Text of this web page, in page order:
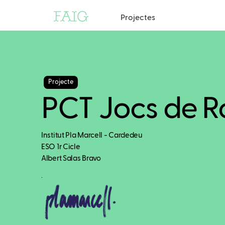
Projectes
Projecte
PCT Jocs de
Institut Pla Marcell - Cardedeu
ESO 1r Cicle
Albert Salas Bravo